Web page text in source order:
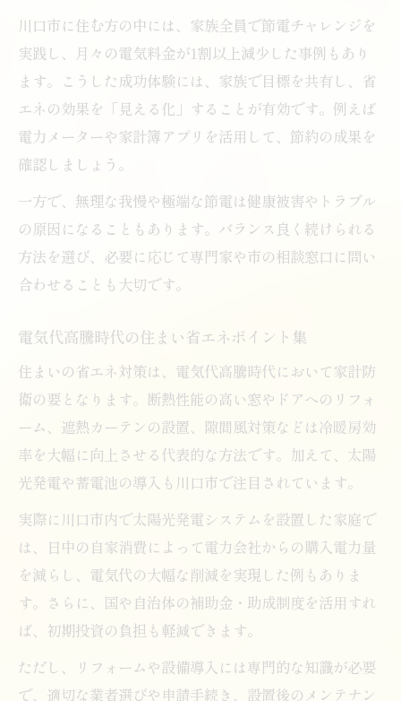
川口市に住む方の中には、家族全員で節電チャレンジを
実践し、月々の電気料金が1割以上減少した事例もあり
ます。こうした成功体験には、家族で目標を共有し、省
エネの効果を「見える化」することが有効です。例えば
電力メーターや家計簿アプリを活用して、節約の成果を
確認しましょう。
一方で、無理な我慢や極端な節電は健康被害やトラブル
の原因になることもあります。バランス良く続けられる
方法を選び、必要に応じて専門家や市の相談窓口に問い
合わせることも大切です。
電気代高騰時代の住まい省エネポイント集
住まいの省エネ対策は、電気代高騰時代において家計防
衛の要となります。断熱性能の高い窓やドアへのリフォ
ーム、遮熱カーテンの設置、隙間風対策などは冷暖房効
率を大幅に向上させる代表的な方法です。加えて、太陽
光発電や蓄電池の導入も川口市で注目されています。
実際に川口市内で太陽光発電システムを設置した家庭で
は、日中の自家消費によって電力会社からの購入電力量
を減らし、電気代の大幅な削減を実現した例もありま
す。さらに、国や自治体の補助金・助成制度を活用すれ
ば、初期投資の負担も軽減できます。
ただし、リフォームや設備導入には専門的な知識が必要
で、適切な業者選びや申請手続き、設置後のメンテナン